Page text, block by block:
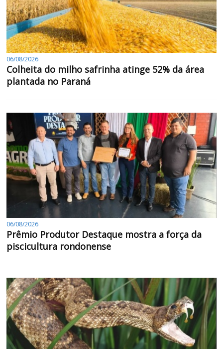
06/08/2026
Colheita do milho safrinha atinge 52% da área
plantada no Paraná
06/08/2026
Prêmio Produtor Destaque mostra a força da
piscicultura rondonense